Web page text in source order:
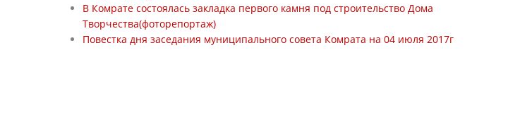
В Комрате состоялась закладка первого камня под строительство Дома
Творчества(фоторепортаж)
Повестка дня заседания муниципального совета Комрата на 04 июля 2017г